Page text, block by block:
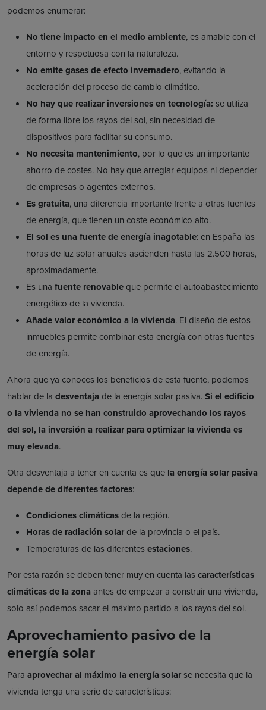
podemos enumerar:
No tiene impacto en el medio ambiente, es amable con el
entorno y respetuosa con la naturaleza.
No emite gases de efecto invernadero, evitando la
aceleración del proceso de cambio climático.
No hay que realizar inversiones en tecnología: se utiliza
de forma libre los rayos del sol, sin necesidad de
dispositivos para facilitar su consumo.
No necesita mantenimiento, por lo que es un importante
ahorro de costes. No hay que arreglar equipos ni depender
de empresas o agentes externos.
Es gratuita, una diferencia importante frente a otras fuentes
de energía, que tienen un coste económico alto.
El sol es una fuente de energía inagotable: en España las
horas de luz solar anuales ascienden hasta las 2.500 horas,
aproximadamente.
Es una fuente renovableque permite el autoabastecimiento
energético de la vivienda.
Añade valor económico a la vivienda. El diseño de estos
inmuebles permite combinar esta energía con otras fuentes
de energía.
Ahora que ya conoces los beneficios de esta fuente, podemos
hablar de la desventaja de la energía solar pasiva.Si el edificio
o la vivienda no se han construido aprovechando los rayos
del sol, la inversión a realizar para optimizar la vivienda es
muy elevada.
Otra desventaja a tener en cuenta es que la energía solar pasiva
depende de diferentes factores:
Condiciones climáticasde la región.
Horas de radiación solarde la provincia o el país.
Temperaturas de las diferentes estaciones.
Por esta razón se deben tener muy en cuenta las características
climáticas de la zona antes de empezar a construir una vivienda,
solo así podemos sacar el máximo partido a los rayos del sol.
Aprovechamiento pasivo de la
energía solar
Para aprovechar al máximo la energía solarse necesita que la
vivienda tenga una serie de características: